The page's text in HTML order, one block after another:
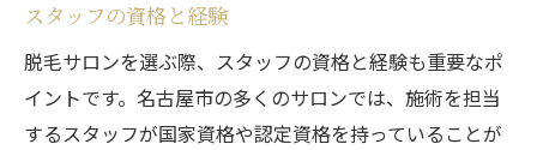
スタッフの資格と経験
脱毛サロンを選ぶ際、スタッフの資格と経験も重要なポ
イントです。名古屋市の多くのサロンでは、施術を担当
するスタッフが国家資格や認定資格を持っていることが